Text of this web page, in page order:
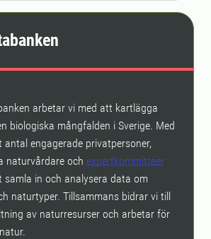
arbetar vi med att kartlägga
biologiska mångfalden i Sverige. Med
engagerade privatpersoner,
naturvårdare och expertkommittéer
in och analysera data om
naturtyper. Tillsammans bidrar vi till
av naturresurser och arbetar för